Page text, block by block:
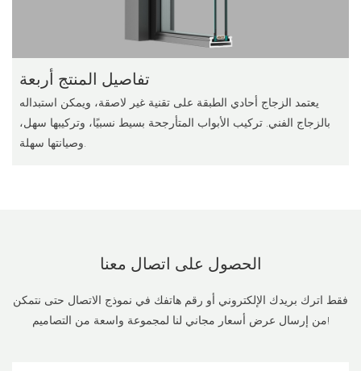
تفاصيل المنتج أربعة
يعتمد الزجاج أحادي الطبقة على تقنية غير لاصقة، ويمكن استبداله
بالزجاج الفني. تركيب الأبواب المتأرجحة بسيط نسبيًا، وتركيبها سهل،
وصيانتها سهلة.
الحصول على اتصال معنا
فقط اترك بريدك الإلكتروني أو رقم هاتفك في نموذج الاتصال حتى نتمكن
من إرسال عرض أسعار مجاني لنا لمجموعة واسعة من التصاميم!